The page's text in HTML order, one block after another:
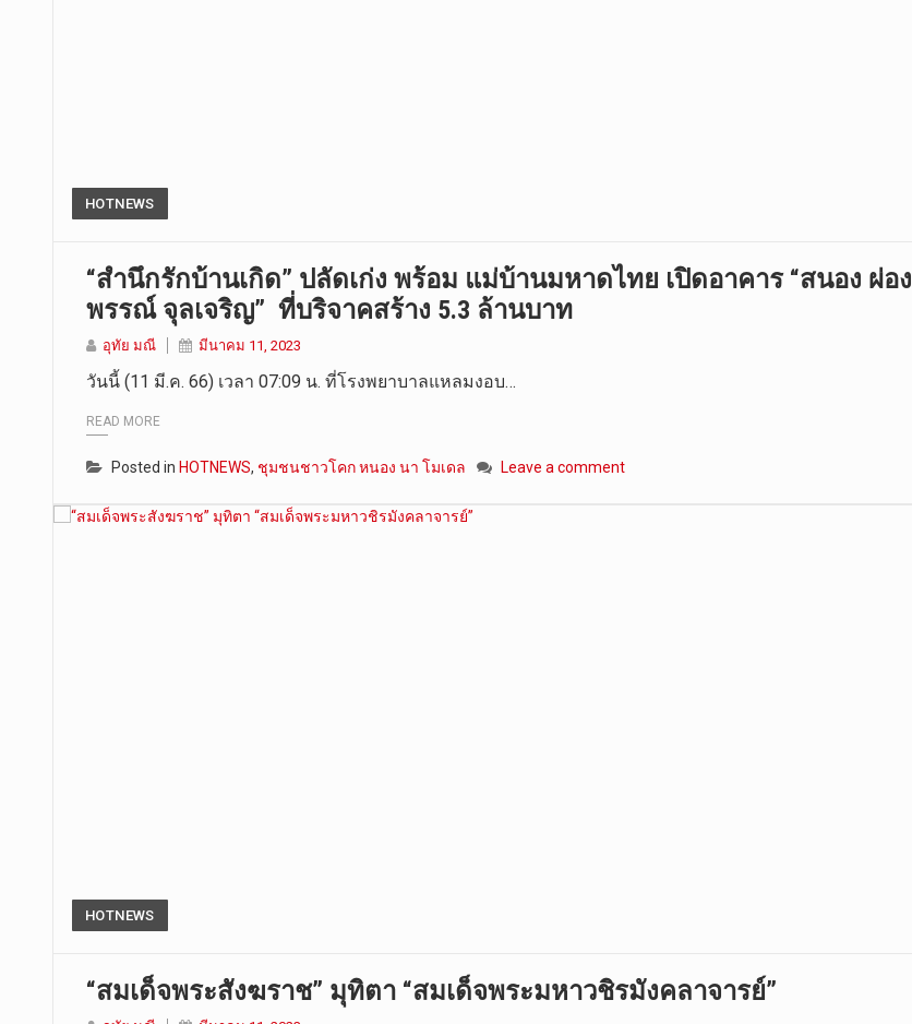
HOTNEWS
“สำนึกรักบ้านเกิด” ปลัดเก่ง พร้อม แม่บ้านมหาดไทย เปิดอาคาร “สนอง ผ่อง
พรรณ์ จุลเจริญ” ที่บริจาคสร้าง 5.3 ล้านบาท
อุทัย มณี มีนาคม 11, 2023
วันนี้ (11 มี.ค. 66) เวลา 07:09 น. ที่โรงพยาบาลแหลมงอบ…
READ MORE
Posted in HOTNEWS, ชุมชนชาวโคก หนอง นา โมเดล Leave a comment
HOTNEWS
“สมเด็จพระสังฆราช” มุทิตา “สมเด็จพระมหาวชิรมังคลาจารย์”